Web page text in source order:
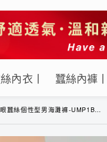
內衣丨 蠶絲內褲丨
個性型男海灘褲-UMP1BE01PB(灰熊厲害)